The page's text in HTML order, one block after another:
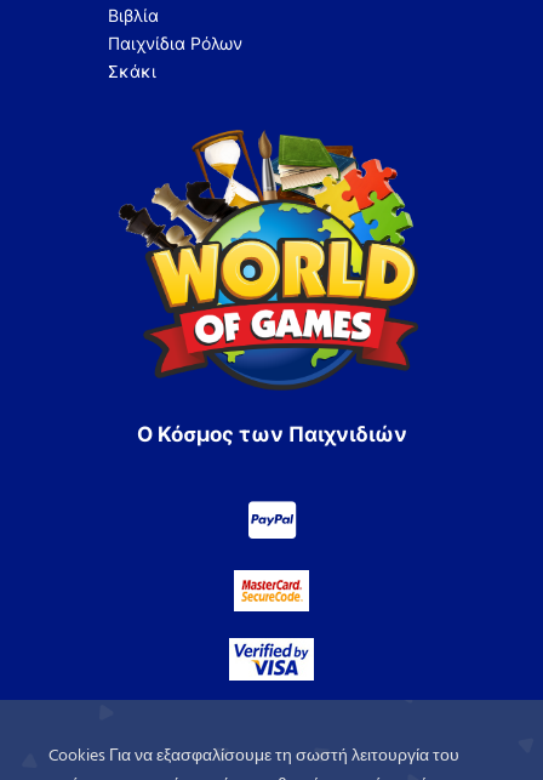
Βιβλία
Παιχνίδια Ρόλων
Σκάκι
Ο Κόσμος των Παιχνιδιών
Cookies Για να εξασφαλίσουμε τη σωστή λειτουργία του